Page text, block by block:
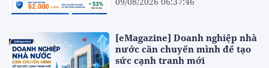
[eMagazine] Doanh nghiệp nhà
nước cần chuyển mình để tạo
sức cạnh tranh mới